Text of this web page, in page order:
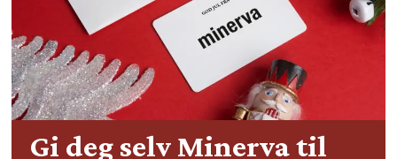
Gi deg selv Minerva til